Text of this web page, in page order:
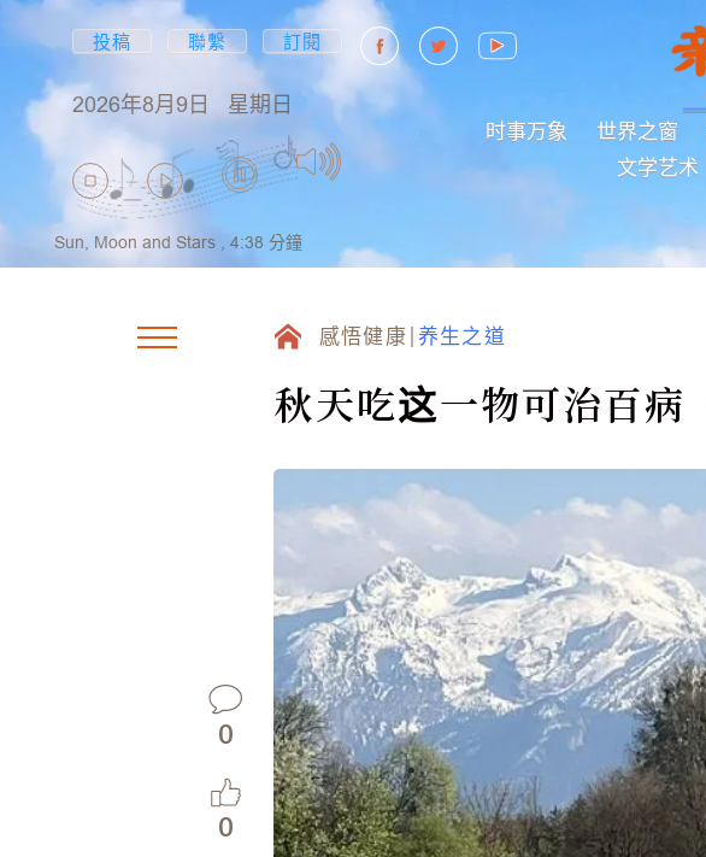
投稿 聯繫 訂閱
2026年8月9日 星期日
时事万象 世界之窗
文学艺术
Sun, Moon and Stars , 4:38 分鐘
感悟健康 养生之道
秋天吃这一物可治百病
0
0